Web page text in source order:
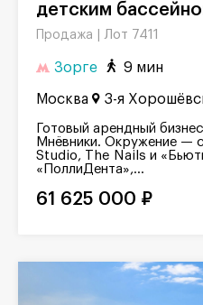
детским
Продажа | Лот 7411
Зорге 9 мин
Москва 3-я
Готовый арендный
Мнёвники. Окружение —
Studio, The Nails и
«ПоллиДента»,...
61 625 000 ₽